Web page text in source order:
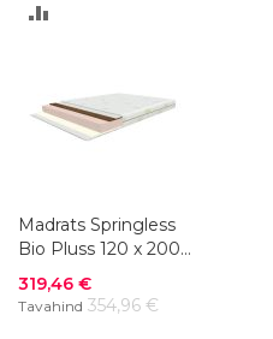
Madrats Springless
Bio Pluss 120 x 200
cm
Soodushind
319,46 €
Tavahind 354,96 €